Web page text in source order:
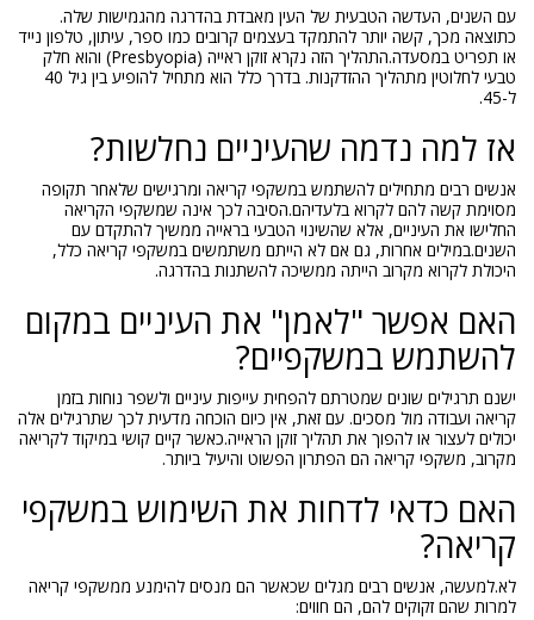
עם השנים, העדשה הטבעית של העין מאבדת בהדרגה מהגמישות שלה.
כתוצאה מכך, קשה יותר להתמקד בעצמים קרובים כמו ספר, עיתון, טלפון נייד
או תפריט במסעדה.התהליך הזה נקרא זוקן ראייה (Presbyopia) והוא חלק
טבעי לחלוטין מתהליך ההזדקנות. בדרך כלל הוא מתחיל להופיע בין גיל 40
ל-45.
אז למה נדמה שהעיניים נחלשות?
אנשים רבים מתחילים להשתמש במשקפי קריאה ומרגישים שלאחר תקופה
מסוימת קשה להם לקרוא בלעדיהם.הסיבה לכך אינה שמשקפי הקריאה
החלישו את העיניים, אלא שהשינוי הטבעי בראייה ממשיך להתקדם עם
השנים.במילים אחרות, גם אם לא הייתם משתמשים במשקפי קריאה כלל,
היכולת לקרוא מקרוב הייתה ממשיכה להשתנות בהדרגה.
האם אפשר "לאמן" את העיניים במקום
להשתמש במשקפיים?
ישנם תרגילים שונים שמטרתם להפחית עייפות עיניים ולשפר נוחות בזמן
קריאה ועבודה מול מסכים. עם זאת, אין כיום הוכחה מדעית לכך שתרגילים אלה
יכולים לעצור או להפוך את תהליך זוקן הראייה.כאשר קיים קושי במיקוד לקריאה
מקרוב, משקפי קריאה הם הפתרון הפשוט והיעיל ביותר.
האם כדאי לדחות את השימוש במשקפי
קריאה?
לא.למעשה, אנשים רבים מגלים שכאשר הם מנסים להימנע ממשקפי קריאה
למרות שהם זקוקים להם, הם חווים: